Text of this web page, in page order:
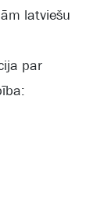
latviešu
par